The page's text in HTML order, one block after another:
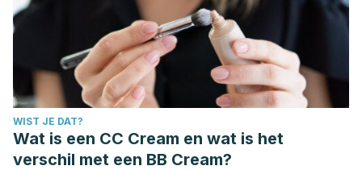
WIST JE DAT?
Wat is een CC Cream en wat is het
verschil met een BB Cream?